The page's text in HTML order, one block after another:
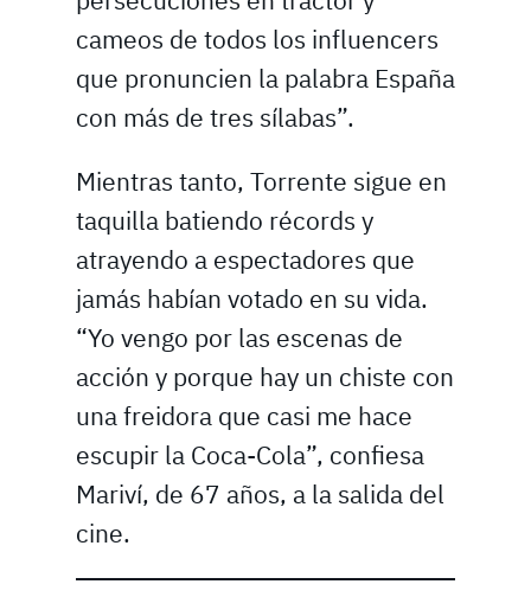
cameos de todos los influencers
que pronuncien la palabra España
con más de tres sílabas”.
Mientras tanto, Torrente sigue en
taquilla batiendo récords y
atrayendo a espectadores que
jamás habían votado en su vida.
“Yo vengo por las escenas de
acción y porque hay un chiste con
una freidora que casi me hace
escupir la Coca-Cola”, confiesa
Mariví, de 67 años, a la salida del
cine.